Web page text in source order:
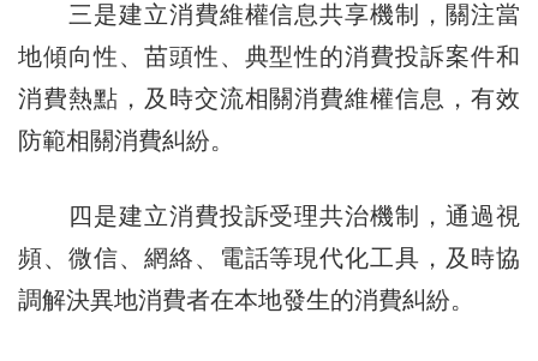
三是建立消費維權信息共享機制，關注當
地傾向性、苗頭性、典型性的消費投訴案件和
消費熱點，及時交流相關消費維權信息，有效
防範相關消費糾紛。
四是建立消費投訴受理共治機制，通過視
頻、微信、網絡、電話等現代化工具，及時協
調解決異地消費者在本地發生的消費糾紛。